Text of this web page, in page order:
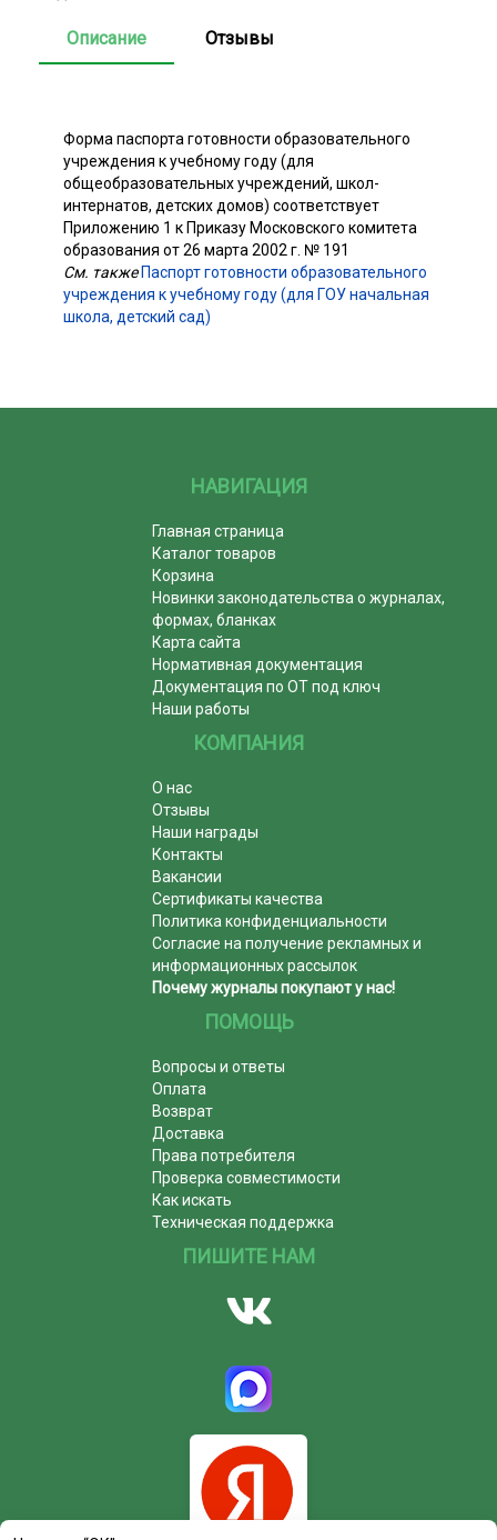
Описание Отзывы
Форма паспорта готовности образовательного
учреждения к учебному году (для
общеобразовательных учреждений, школ-
интернатов, детских домов) соответствует
Приложению 1 к Приказу Московского комитета
образования от 26 марта 2002 г. № 191
См. также Паспорт готовности образовательного
учреждения к учебному году (для ГОУ начальная
школа, детский сад)
НАВИГАЦИЯ
Главная страница
Каталог товаров
Корзина
Новинки законодательства о журналах,
формах, бланках
Карта сайта
Нормативная документация
Документация по ОТ под ключ
Наши работы
КОМПАНИЯ
О нас
Отзывы
Наши награды
Контакты
Вакансии
Сертификаты качества
Политика конфиденциальности
Согласие на получение рекламных и
информационных рассылок
Почему журналы покупают у нас!
ПОМОЩЬ
Вопросы и ответы
Оплата
Возврат
Доставка
Права потребителя
Проверка совместимости
Как искать
Техническая поддержка
ПИШИТЕ НАМ